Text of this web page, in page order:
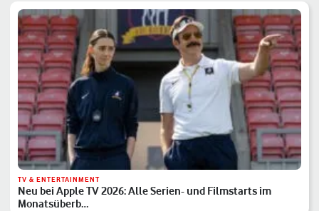
TV & ENTERTAINMENT
Neu bei Apple TV 2026: Alle Serien- und Filmstarts im
Monatsüberb…